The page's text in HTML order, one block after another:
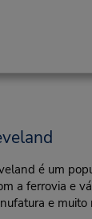
é um
a ferrovia e
e muito